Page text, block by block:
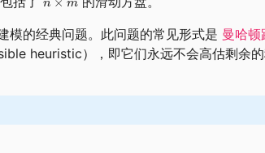
模的经典问题。此问题的常见形式是 曼哈顿
heuristic），即它们永远不会高估剩余